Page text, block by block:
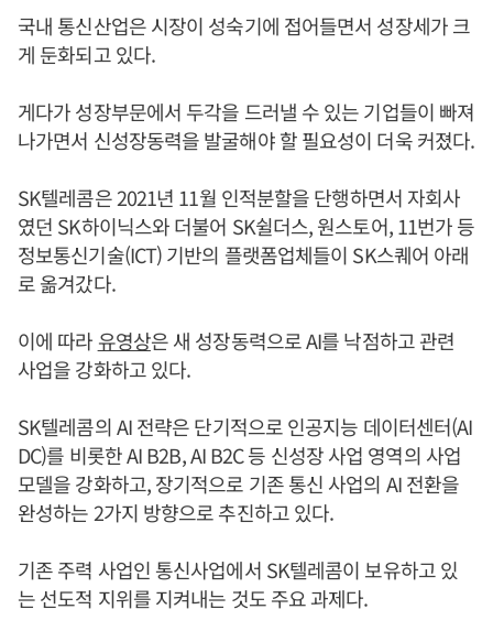
국내 통신산업은 시장이 성숙기에 접어들면서 성장세가 크
게 둔화되고 있다.
게다가 성장부문에서 두각을 드러낼 수 있는 기업들이 빠져
나가면서 신성장동력을 발굴해야 할 필요성이 더욱 커졌다.
SK텔레콤은 2021년 11월 인적분할을 단행하면서 자회사
였던 SK하이닉스와 더불어 SK쉴더스, 원스토어, 11번가 등
정보통신기술(ICT) 기반의 플랫폼업체들이 SK스퀘어 아래
로 옮겨갔다.
이에 따라 유영상은 새 성장동력으로 AI를 낙점하고 관련
사업을 강화하고 있다.
SK텔레콤의 AI 전략은 단기적으로 인공지능 데이터센터(AI
DC)를 비롯한 AI B2B, AI B2C 등 신성장 사업 영역의 사업
모델을 강화하고, 장기적으로 기존 통신 사업의 AI 전환을
완성하는 2가지 방향으로 추진하고 있다.
기존 주력 사업인 통신사업에서 SK텔레콤이 보유하고 있
는 선도적 지위를 지켜내는 것도 주요 과제다.